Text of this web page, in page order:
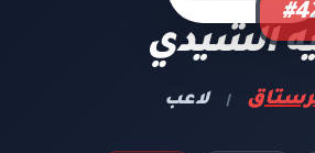
الشيدي
| لاعب